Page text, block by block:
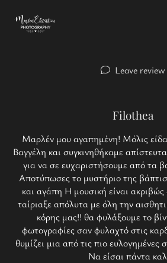
Leave review
Filothea
Μαρλέν μου αγαπημένη! Μόλις
Βαγγέλη και συγκινηθήκαμε
για να σε ευχαριστήσουμε από τα
Αποτύπωσες το μυστήριο της
και αγάπη Η μουσική είναι
ταίριαξε απόλυτα με όλη την
κόρης μας!! θα φυλάξουμε το
φωτογραφίες σαν φυλαχτό στις
θυμίζει μια από τις πιο ευλογημένες
Να είσαι πάντα